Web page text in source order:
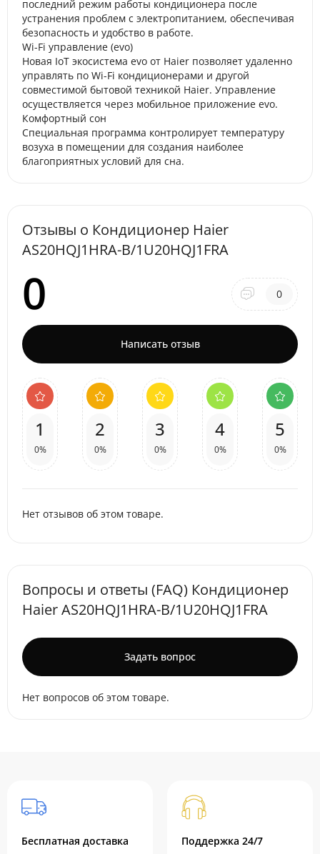
последний режим работы кондиционера после
устранения проблем с электропитанием, обеспечивая
безопасность и удобство в работе.
Wi-Fi управление (evo)
Новая IoT экосистема evo от Haier позволяет удаленно
управлять по Wi-Fi кондиционерами и другой
совместимой бытовой техникой Haier. Управление
осуществляется через мобильное приложение evo.
Комфортный сон
Специальная программа контролирует температуру
возуха в помещении для создания наиболее
благоприятных условий для сна.
Отзывы о Кондиционер Haier
AS20HQJ1HRA-B/1U20HQJ1FRA
0 0
Написать отзыв
1
0%
2
0%
3
0%
4
0%
5
0%
Нет отзывов об этом товаре.
Вопросы и ответы (FAQ) Кондиционер
Haier AS20HQJ1HRA-B/1U20HQJ1FRA
Задать вопрос
Нет вопросов об этом товаре.
Бесплатная доставка Поддержка 24/7